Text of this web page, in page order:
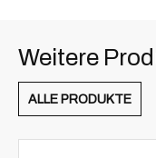
Weitere
ALLE PRODUKTE